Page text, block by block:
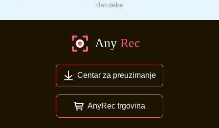
datoteke
Centar za preuzimanje
AnyRec trgovina